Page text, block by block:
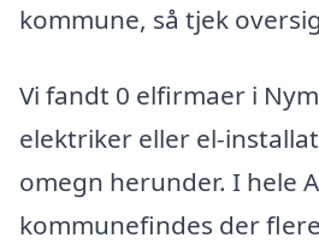
kommune, så tjek
Vi fandt 0 elfirmaer i
elektriker eller el-
omegn herunder. I hele
kommunefindes der